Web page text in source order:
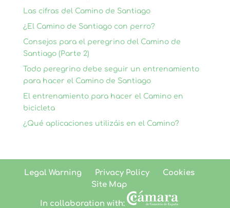
Las cifras del Camino de Santiago
¿El Camino de Santiago con perro?
Consejos para el peregrino del Camino de
Santiago (Parte 2)
Todo peregrino debe seguir un entrenamiento
para hacer el Camino de Santiago
El entrenamiento para hacer el Camino en
bicicleta
¿Qué aplicaciones utilizáis en el Camino?
Legal Warning Privacy Policy
Cookies
Site Map
In collaboration with: